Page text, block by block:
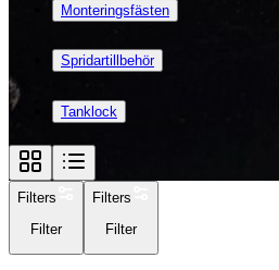
Monteringsfästen
Spridartillbehör
Tanklock
Filters
Filter
Filters
Filter